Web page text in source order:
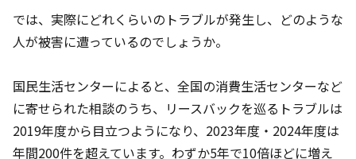
では、実際にどれくらいのトラブルが発生し、どのような
人が被害に遭っているのでしょうか。
国民生活センターによると、全国の消費生活センターなど
に寄せられた相談のうち、リースバックを巡るトラブルは
2019年度から目立つようになり、2023年度・2024年度は
年間200件を超えています。わずか5年で10倍ほどに増え